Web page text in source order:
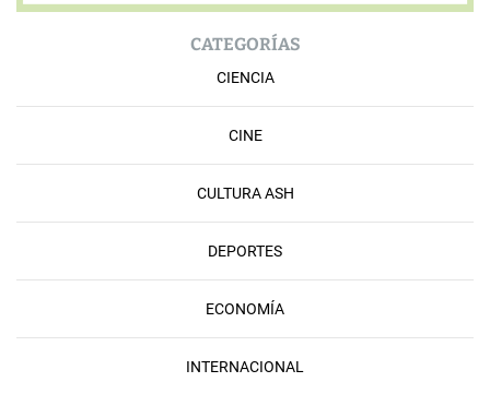
CATEGORÍAS
CIENCIA
CINE
CULTURA ASH
DEPORTES
ECONOMÍA
INTERNACIONAL